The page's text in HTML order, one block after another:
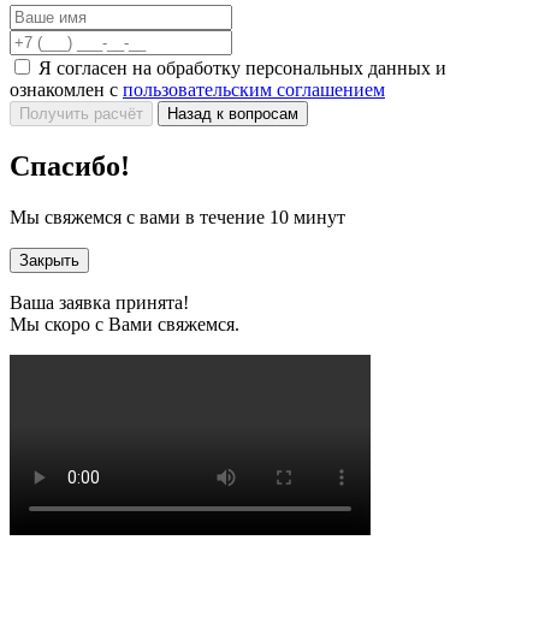
Я согласен на обработку персональных данных и
ознакомлен с пользовательским соглашением
Получить расчёт Назад к вопросам
Спасибо!
Мы свяжемся с вами в течение 10 минут
Закрыть
Ваша заявка принята!
Мы скоро с Вами свяжемся.